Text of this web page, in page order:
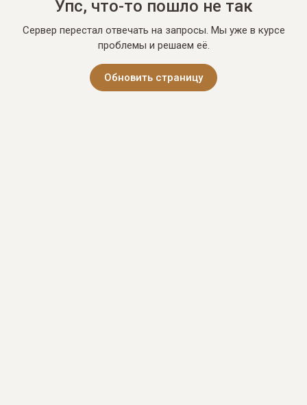
Упс, что-то пошло не так
Сервер перестал отвечать на запросы. Мы уже в курсе
проблемы и решаем её.
Обновить страницу